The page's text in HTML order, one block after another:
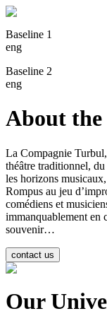
Baseline 1
eng
Baseline 2
eng
About the
La Compagnie Turbul,
théâtre traditionnel,
les horizons
Rompus au jeu
comédiens et
immanquablement en
souvenir…
Our